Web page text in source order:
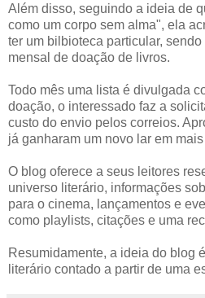
Além disso, seguindo a ideia de
como um corpo sem alma", ela
ter um bilbioteca particular,
mensal de doação de livros.
Todo mês uma lista é divulgada
doação, o interessado faz a
custo do envio pelos correios.
já ganharam um novo lar em
O blog oferece a seus leitores
universo literário, informações
para o cinema, lançamentos e
como playlists, citações e uma
Resumidamente, a ideia do blog
literário contado a partir de uma